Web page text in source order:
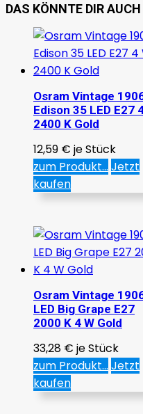
DAS KÖNNTE DIR
Osram Vintage
Edison 35 LED E27
2400 K Gold
12,59 € je Stück
zum Produkt... Jetzt
kaufen
Osram Vintage
LED Big Grape E27
2000 K 4 W Gold
33,28 € je Stück
zum Produkt... Jetzt
kaufen